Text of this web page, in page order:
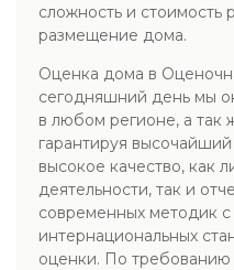
сложность и стоимость
размещение дома.
Оценка дома в
сегодняшний день мы
в любом регионе, а так
гарантируя
высокое качество, как
деятельности, так и
современных методик
интернациональных
оценки. По требованию